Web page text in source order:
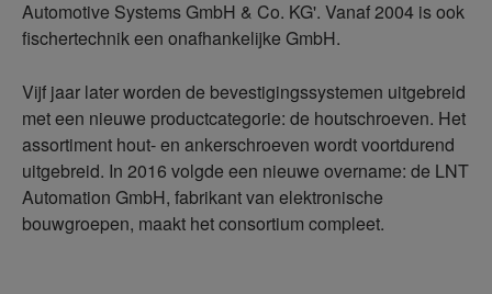
Automotive Systems GmbH & Co. KG'. Vanaf 2004 is ook
fischertechnik een onafhankelijke GmbH.
Vijf jaar later worden de bevestigingssystemen uitgebreid
met een nieuwe productcategorie: de houtschroeven. Het
assortiment hout- en ankerschroeven wordt voortdurend
uitgebreid. In 2016 volgde een nieuwe overname: de LNT
Automation GmbH, fabrikant van elektronische
bouwgroepen, maakt het consortium compleet.